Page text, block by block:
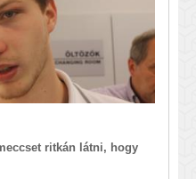
ritkán látni, hogy